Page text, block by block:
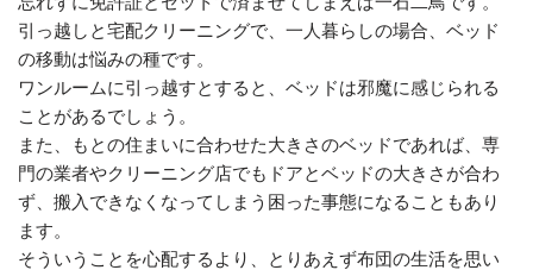
引っ越しと宅配クリーニングで、一人暮らしの場合、ベッド
の移動は悩みの種です。
ワンルームに引っ越すとすると、ベッドは邪魔に感じられる
ことがあるでしょう。
また、もとの住まいに合わせた大きさのベッドであれば、専
門の業者やクリーニング店でもドアとベッドの大きさが合わ
ず、搬入できなくなってしまう困った事態になることもあり
ます。
そういうことを心配するより、とりあえず布団の生活を思い